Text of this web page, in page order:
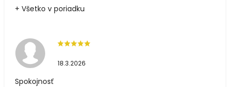
+ Všetko v poriadku
18.3.2026
Spokojnosť